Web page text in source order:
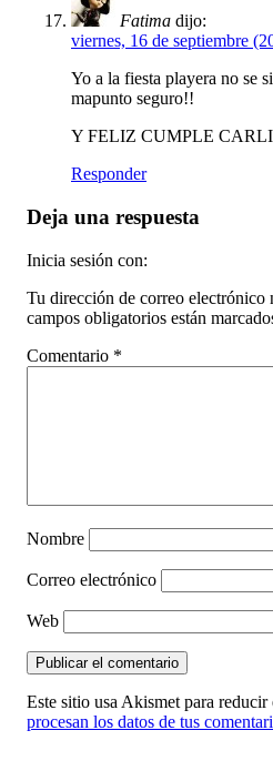
Fatima dijo:
viernes, 16 de septiembre
Yo a la fiesta playera no se
mapunto seguro!!
Y FELIZ CUMPLE
Responder
Deja una respuesta
Inicia sesión con:
Tu dirección de correo electrónico
campos obligatorios están
Comentario *
Nombre
Correo electrónico
Web
Este sitio usa Akismet para reducir
procesan los datos de tus